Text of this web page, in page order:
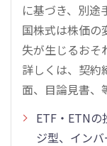
に基づき、別途
国株式は株価の
失が生じるおそ
詳しくは、契約
面、目論見書、
ETF・ETN
ジ型、イン